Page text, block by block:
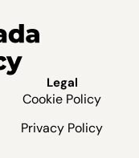
Legal
Cookie Policy
Privacy Policy